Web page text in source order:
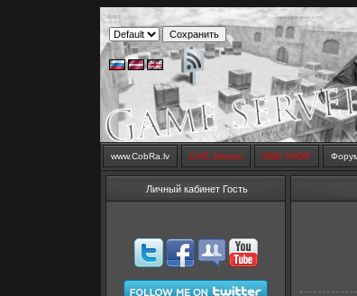
www.CobRa.lv LIVE Stream SMS SHOP
Личный кабинет Гость